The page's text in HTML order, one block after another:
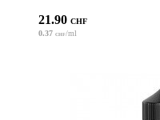
21.90 CHF
0.37 CHF/ml